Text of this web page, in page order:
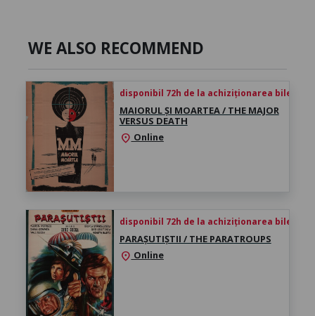
WE ALSO RECOMMEND
disponibil 72h de la achiziționarea biletului
MAIORUL ȘI MOARTEA / THE MAJOR
VERSUS DEATH
location_on Online
disponibil 72h de la achiziționarea biletului
PARAȘUTIȘTII / THE PARATROUPS
location_on Online